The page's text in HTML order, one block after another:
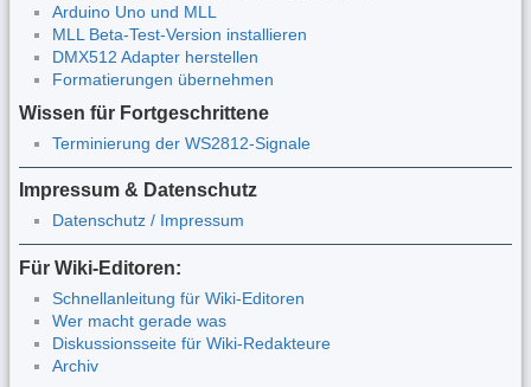
Arduino Uno und MLL
MLL Beta-Test-Version installieren
DMX512 Adapter herstellen
Formatierungen übernehmen
Wissen für Fortgeschrittene
Terminierung der WS2812-Signale
Impressum & Datenschutz
Datenschutz / Impressum
Für Wiki-Editoren:
Schnellanleitung für Wiki-Editoren
Wer macht gerade was
Diskussionsseite für Wiki-Redakteure
Archiv